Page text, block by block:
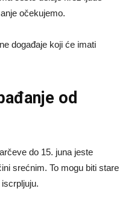
očekujemo.
događaje koji će imati
od
do 15. juna jeste
srećnim. To mogu biti stare